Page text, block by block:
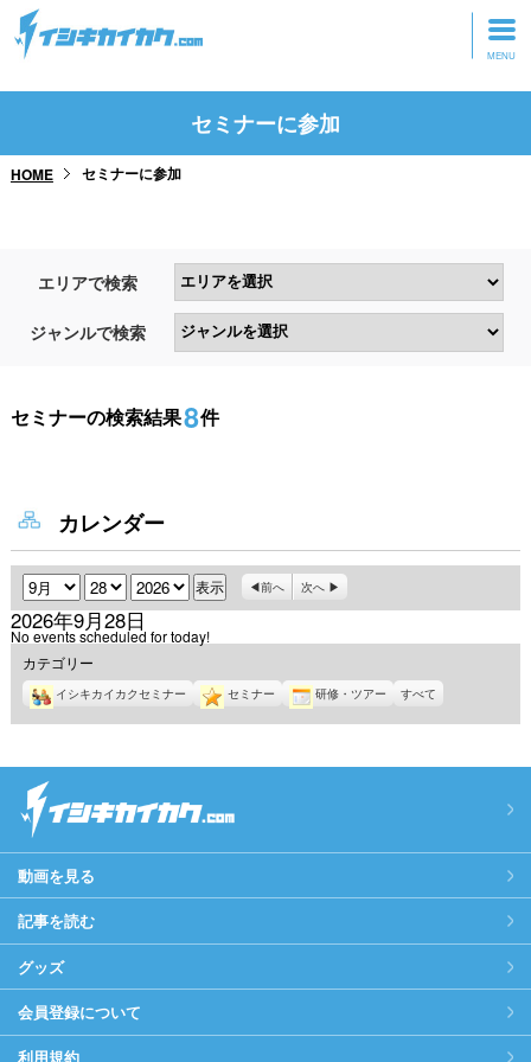
トップページ
研修・ツアーに参加
セミナーに参加
HOME セミナーに参加
エリアで検索
ジャンルで検索
セミナーの検索結果8件
カレンダー
月 日 年 前へ 次へ
2026年9月28日
No events scheduled for today!
カテゴリー
イシキカイカクセミナー セミナー 研修・ツアー すべて
動画を見る
記事を読む
グッズ
会員登録について